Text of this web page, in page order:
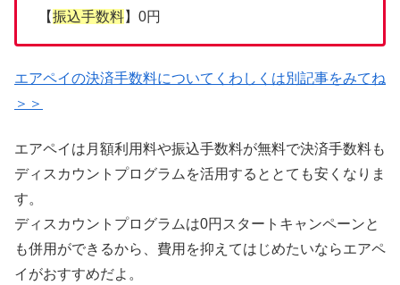
【振込手数料】0円
エアペイの決済手数料についてくわしくは別記事をみてね
＞＞
エアペイは月額利用料や振込手数料が無料で決済手数料も
ディスカウントプログラムを活用するととても安くなりま
す。
ディスカウントプログラムは0円スタートキャンペーンと
も併用ができるから、費用を抑えてはじめたいならエアペ
イがおすすめだよ。